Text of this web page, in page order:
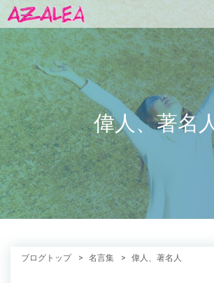
偉人、著名
ブログトップ 名言集 偉人、著名人